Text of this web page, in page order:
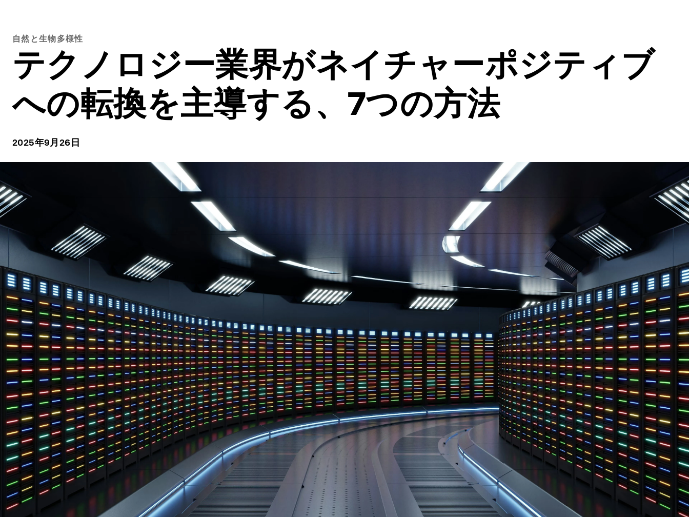
自然と生物多様性
テクノロジー業界がネイチャーポジティブ
への転換を主導する、7つの方法
2025年9月26日